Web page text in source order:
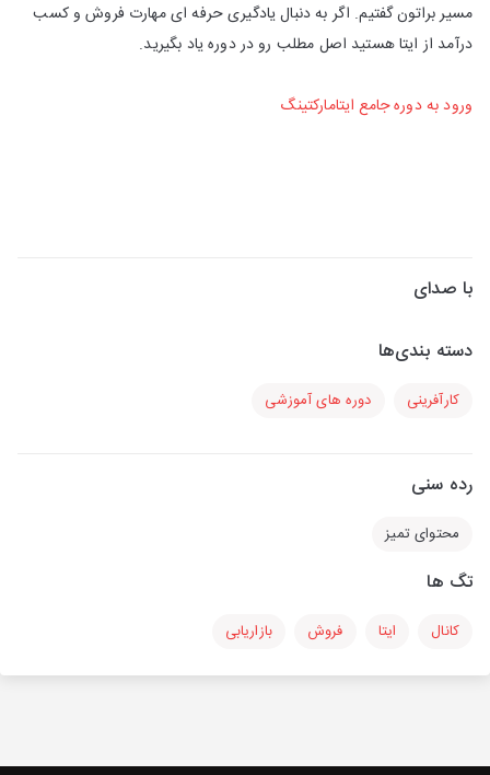
مسیر براتون گفتیم. اگر به دنبال یادگیری حرفه ای مهارت فروش و کسب
درآمد از ایتا هستید اصل مطلب رو در دوره یاد بگیرید.
ورود به دوره جامع ایتامارکتینگ
با صدای
دسته بندی‌ها
کارآفرینی دوره های آموزشی
رده سنی
محتوای تمیز
تگ ها
کانال ایتا فروش بازاریابی